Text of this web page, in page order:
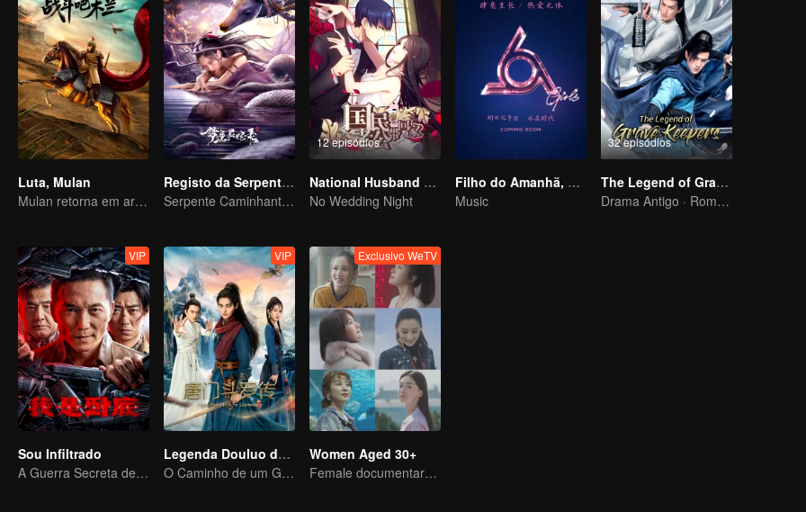
Luta, Mulan
Mulan retorna em armadura e causa destruição
Registo da Serpente Espiritual no Pesadelo
Serpente Caminhante dos Sonhos e o Passado do Imortal da Espada
12 episódios
National Husband Bring Home SS1
No Wedding Night
Filho do Amanhã, Era do Cristal
Music
32 episódios
The Legend of Grave Keepers
Drama Antigo · Romance · Drama
VIP
Sou Infiltrado
A Guerra Secreta de Collin Chou
VIP
Legenda Douluo de Tang Sect
O Caminho de um Guerreiro para a Redenção
Exclusivo WeTV
Women Aged 30+
Female documentary talk show